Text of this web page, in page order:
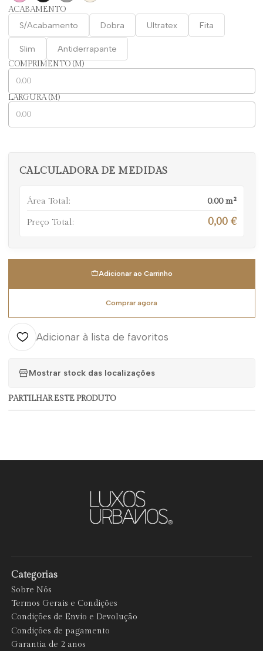
ACABAMENTO
S/Acabamento Dobra Ultratex Fita
Slim Antiderrapante
COMPRIMENTO (M)
LARGURA (M)
CALCULADORA DE MEDIDAS
Área Total: 0.00m²
Preço Total:
0,00 €
Adicionar ao Carrinho
Comprar agora
Adicionar à lista de favoritos
Mostrar stock das localizações
PARTILHAR ESTE PRODUTO
Categorias
Sobre Nós
Termos Gerais e Condições
Condições de Envio e Devolução
Condições de pagamento
Garantia de 2 anos